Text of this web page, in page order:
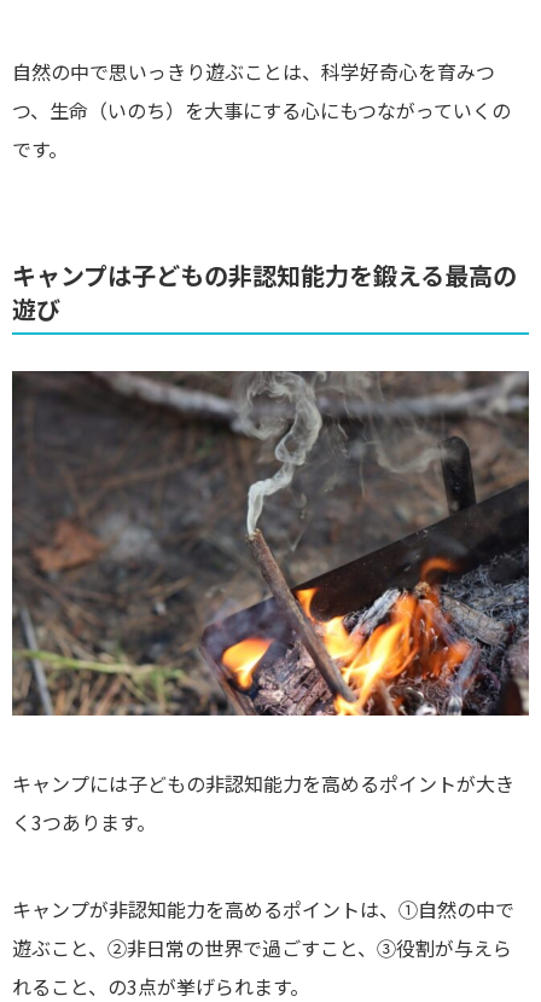
自然の中で思いっきり遊ぶことは、科学好奇心を育みつ
つ、生命（いのち）を大事にする心にもつながっていくの
です。
キャンプは子どもの非認知能力を鍛える最高の
遊び
キャンプには子どもの非認知能力を高めるポイントが大き
く3つあります。
キャンプが非認知能力を高めるポイントは、①自然の中で
遊ぶこと、②非日常の世界で過ごすこと、③役割が与えら
れること、の3点が挙げられます。